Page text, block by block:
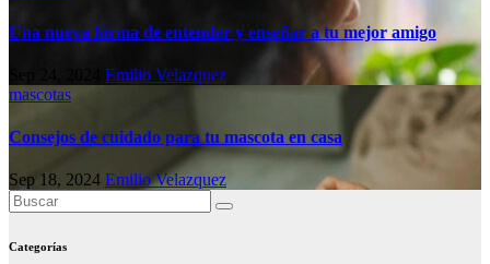
Una nueva forma de entender y enseñar a tu mejor amigo
Emilio Velazquez
mascotas
Consejos de cuidado para tu mascota en casa
Sep 18, 2024 Emilio Velazquez
Categorías